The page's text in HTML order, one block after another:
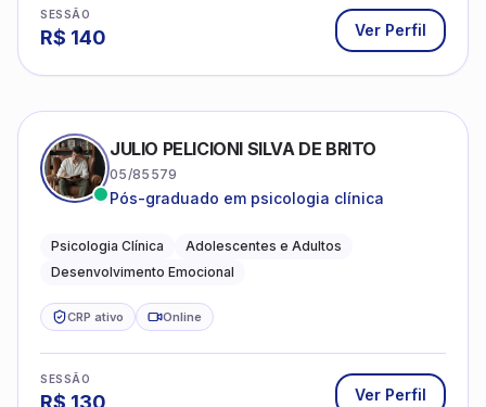
SESSÃO
R$ 140 Ver Perfil
JULIO PELICIONI SILVA DE BRITO
05/85579
Pós-graduado em psicologia clínica
Psicologia Clínica
Adolescentes e Adultos
Desenvolvimento Emocional
CRP ativo Online
SESSÃO
R$ 130 Ver Perfil